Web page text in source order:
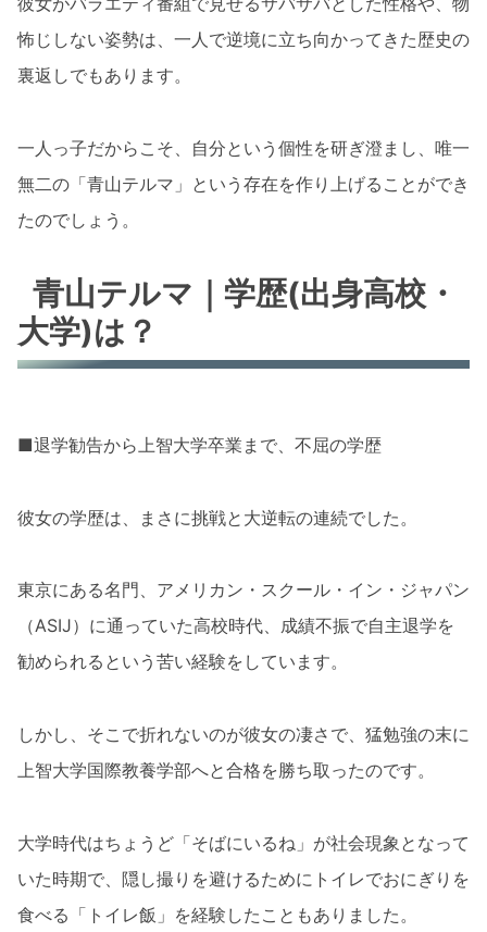
怖じしない姿勢は、一人で逆境に立ち向かってきた歴史の
裏返しでもあります。
一人っ子だからこそ、自分という個性を研ぎ澄まし、唯一
無二の「青山テルマ」という存在を作り上げることができ
たのでしょう。
青山テルマ｜学歴(出身高校・
大学)は？
■退学勧告から上智大学卒業まで、不屈の学歴
彼女の学歴は、まさに挑戦と大逆転の連続でした。
東京にある名門、アメリカン・スクール・イン・ジャパン
（ASIJ）に通っていた高校時代、成績不振で自主退学を
勧められるという苦い経験をしています。
しかし、そこで折れないのが彼女の凄さで、猛勉強の末に
上智大学国際教養学部へと合格を勝ち取ったのです。
大学時代はちょうど「そばにいるね」が社会現象となって
いた時期で、隠し撮りを避けるためにトイレでおにぎりを
食べる「トイレ飯」を経験したこともありました。